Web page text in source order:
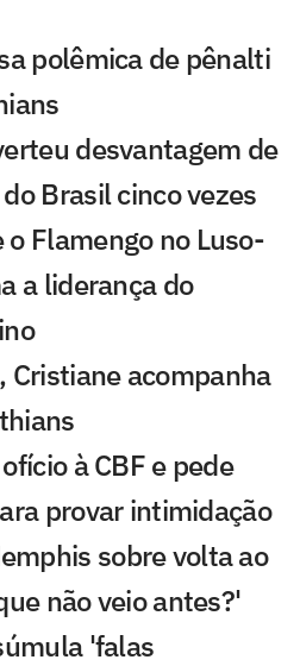
polêmica de pênalti
desvantagem de
Brasil cinco vezes
Flamengo no Luso-
a liderança do
Cristiane acompanha
à CBF e pede
provar intimidação
sobre volta ao
não veio antes?'
'falas